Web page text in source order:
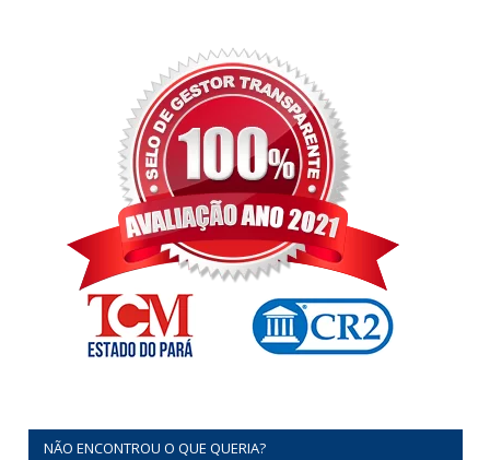
NÃO ENCONTROU O QUE QUERIA?